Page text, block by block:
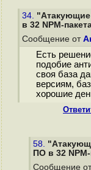
34.
в 32 NPM-
Сообщение от
Есть
подобие
своя база
версиям,
хорошие
58.
ПО в 32
Сообщение